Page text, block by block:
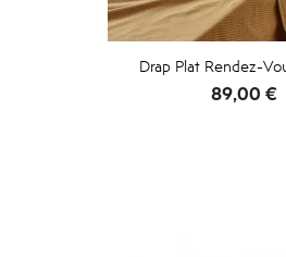
Drap Plat Rendez-
Prix
89,00 €